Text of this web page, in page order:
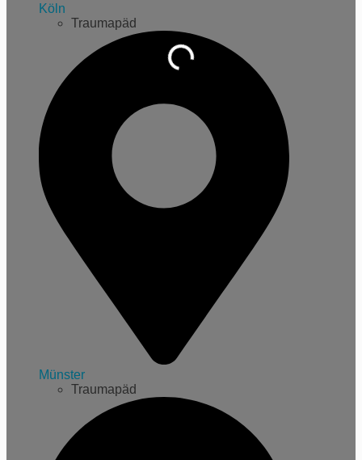
Köln
Traumapäd
Münster
Traumapäd
Wird geladen …